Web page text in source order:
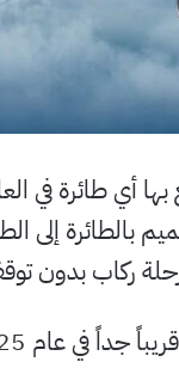
أي طائرة في
إلى